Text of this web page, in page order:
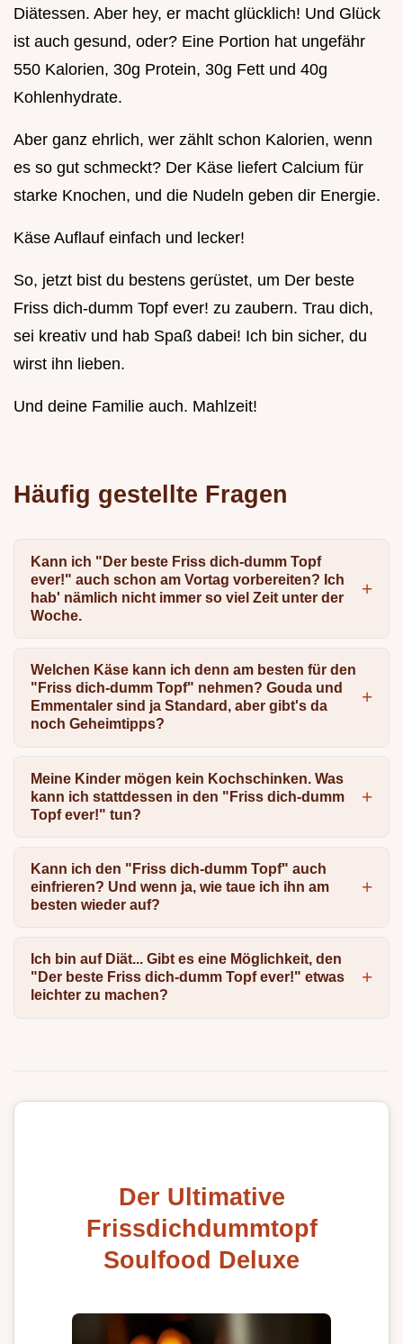
Diätessen. Aber hey, er macht glücklich! Und Glück
ist auch gesund, oder? Eine Portion hat ungefähr
550 Kalorien, 30g Protein, 30g Fett und 40g
Kohlenhydrate.
Aber ganz ehrlich, wer zählt schon Kalorien, wenn
es so gut schmeckt? Der Käse liefert Calcium für
starke Knochen, und die Nudeln geben dir Energie.
Käse Auflauf einfach und lecker!
So, jetzt bist du bestens gerüstet, um Der beste
Friss dich-dumm Topf ever! zu zaubern. Trau dich,
sei kreativ und hab Spaß dabei! Ich bin sicher, du
wirst ihn lieben.
Und deine Familie auch. Mahlzeit!
Häufig gestellte Fragen
Kann ich "Der beste Friss dich-dumm Topf
ever!" auch schon am Vortag vorbereiten? Ich
hab' nämlich nicht immer so viel Zeit unter der
Woche.
Welchen Käse kann ich denn am besten für den
"Friss dich-dumm Topf" nehmen? Gouda und
Emmentaler sind ja Standard, aber gibt's da
noch Geheimtipps?
Meine Kinder mögen kein Kochschinken. Was
kann ich stattdessen in den "Friss dich-dumm
Topf ever!" tun?
Kann ich den "Friss dich-dumm Topf" auch
einfrieren? Und wenn ja, wie taue ich ihn am
besten wieder auf?
Ich bin auf Diät... Gibt es eine Möglichkeit, den
"Der beste Friss dich-dumm Topf ever!" etwas
leichter zu machen?
Der Ultimative
Frissdichdummtopf
Soulfood Deluxe